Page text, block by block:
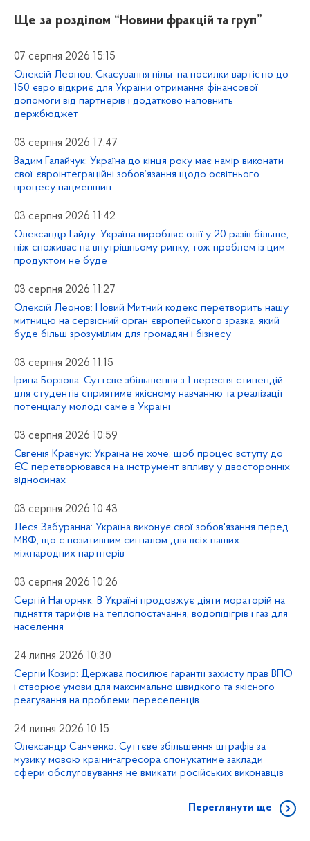
Ще за розділом “Новини фракцій та груп”
07 серпня 2026 15:15
Олексій Леонов: Скасування пільг на посилки вартістю до
150 євро відкриє для України отримання фінансової
допомоги від партнерів і додатково наповнить
держбюджет
03 серпня 2026 17:47
Вадим Галайчук: Україна до кінця року має намір виконати
свої євроінтеграційні зобов’язання щодо освітнього
процесу нацменшин
03 серпня 2026 11:42
Олександр Гайду: Україна виробляє олії у 20 разів більше,
ніж споживає на внутрішньому ринку, тож проблем із цим
продуктом не буде
03 серпня 2026 11:27
Олексій Леонов: Новий Митний кодекс перетворить нашу
митницю на сервісний орган європейського зразка, який
буде більш зрозумілим для громадян і бізнесу
03 серпня 2026 11:15
Ірина Борзова: Суттєве збільшення з 1 вересня стипендій
для студентів сприятиме якісному навчанню та реалізації
потенціалу молоді саме в Україні
03 серпня 2026 10:59
Євгенія Кравчук: Україна не хоче, щоб процес вступу до
ЄС перетворювався на інструмент впливу у двосторонніх
відносинах
03 серпня 2026 10:43
Леся Забуранна: Україна виконує свої зобов'язання перед
МВФ, що є позитивним сигналом для всіх наших
міжнародних партнерів
03 серпня 2026 10:26
Сергій Нагорняк: В Україні продовжує діяти мораторій на
підняття тарифів на теплопостачання, водопідігрів і газ для
населення
24 липня 2026 10:30
Сергій Козир: Держава посилює гарантії захисту прав ВПО
і створює умови для максимально швидкого та якісного
реагування на проблеми переселенців
24 липня 2026 10:15
Олександр Санченко: Суттєве збільшення штрафів за
музику мовою країни-агресора спонукатиме заклади
сфери обслуговування не вмикати російських виконавців
Переглянути ще